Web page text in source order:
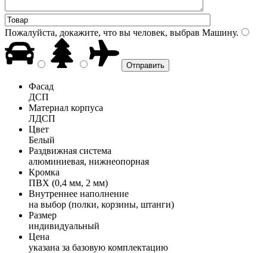
Пожалуйста, докажите, что вы человек, выбрав Машину.
Фасад
ДСП
Материал корпуса
ЛДСП
Цвет
Белый
Раздвижная система
алюминиевая, нижнеопорная
Кромка
ПВХ (0,4 мм, 2 мм)
Внутреннее наполнение
на выбор (полки, корзины, штанги)
Размер
индивидуальный
Цена
указана за базовую комплектацию